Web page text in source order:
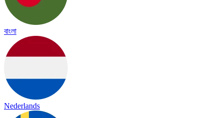
বাংলা
Nederlands